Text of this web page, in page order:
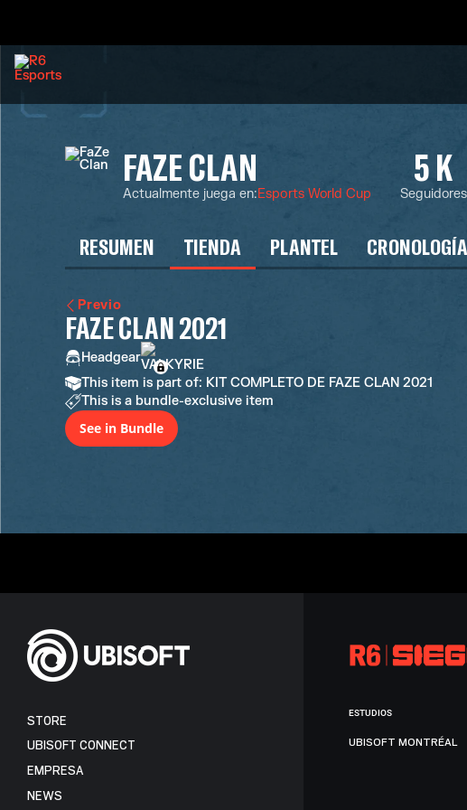
FAZE CLAN
Actualmente juega en:Esports World Cup
5 K
Seguidores
RESUMEN TIENDA PLANTEL CRONOLOGÍA
Previo
FAZE CLAN 2021
Headgear
This item is part of: KIT COMPLETO DE FAZE CLAN 2021
This is a bundle-exclusive item
See in Bundle
STORE
UBISOFT CONNECT
EMPRESA
NEWS
ESTUDIOS
UBISOFT MONTRÉAL